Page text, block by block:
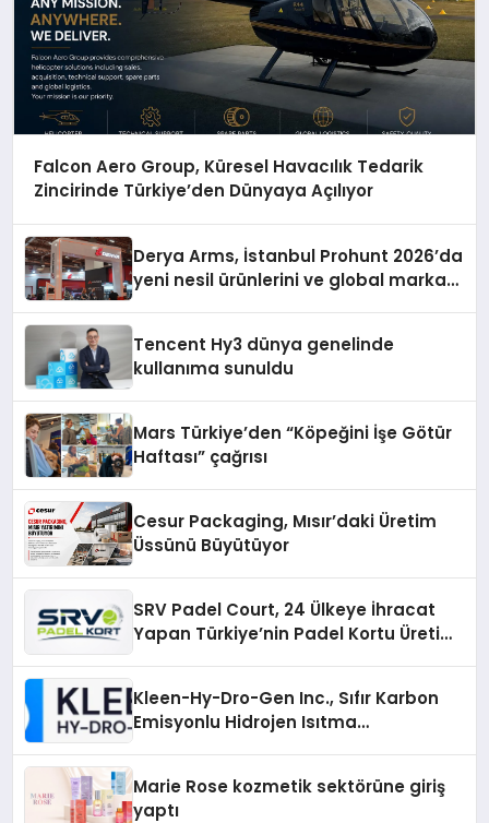
Falcon Aero Group, Küresel Havacılık Tedarik
Zincirinde Türkiye’den Dünyaya Açılıyor
Derya Arms, İstanbul Prohunt 2026’da
yeni nesil ürünlerini ve global marka
Tencent Hy3 dünya genelinde
kullanıma sunuldu
Mars Türkiye’den “Köpeğini İşe Götür
Haftası” çağrısı
Cesur Packaging, Mısır’daki Üretim
Üssünü Büyütüyor
SRV Padel Court, 24 Ülkeye İhracat
Yapan Türkiye’nin Padel Kortu Üretim
Kleen-Hy-Dro-Gen Inc., Sıfır Karbon
Emisyonlu Hidrojen Isıtma
Marie Rose kozmetik sektörüne giriş
yaptı